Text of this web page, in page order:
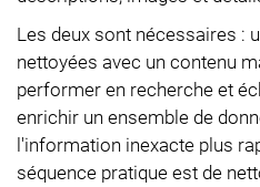
Les deux sont nécessaires :
nettoyées avec un contenu
performer en recherche et
enrichir un ensemble de
l'information inexacte plus
séquence pratique est de